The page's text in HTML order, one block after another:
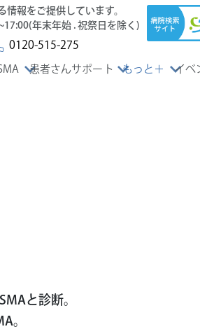
情報をご提供しています。
年末年始 . 祝祭日を除く)
0120-515-275
患者さんサポート もっと＋ イベ
と診断。
。